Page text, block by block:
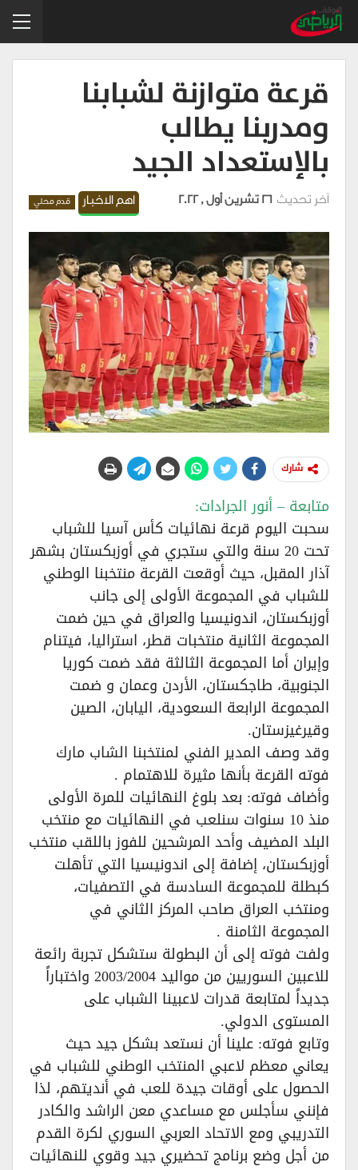
قرعة متوازنة لشبابنا
ومدربنا يطالب
بالإستعداد الجيد
اهم الاخبار قدم محلي آخر تحديث26 تشرين أول , 2022
شارك
متابعة – أنور الجرادات:
سحبت اليوم قرعة نهائيات كأس آسيا للشباب
تحت 20 سنة والتي ستجري في أوزبكستان بشهر
آذار المقبل، حيث أوقعت القرعة منتخبنا الوطني
للشباب في المجموعة الأولى إلى جانب
أوزبكستان، اندونيسيا والعراق في حين ضمت
المجموعة الثانية منتخبات قطر، استراليا، فيتنام
وإيران أما المجموعة الثالثة فقد ضمت كوريا
الجنوبية، طاجكستان، الأردن وعمان و ضمت
المجموعة الرابعة السعودية، اليابان، الصين
وقيرغيزستان.
وقد وصف المدير الفني لمنتخبنا الشاب مارك
فوته القرعة بأنها مثيرة للاهتمام .
وأضاف فوته: بعد بلوغ النهائيات للمرة الأولى
منذ 10 سنوات سنلعب في النهائيات مع منتخب
البلد المضيف وأحد المرشحين للفوز باللقب منتخب
أوزبكستان، إضافة إلى اندونيسيا التي تأهلت
كبطلة للمجموعة السادسة في التصفيات،
ومنتخب العراق صاحب المركز الثاني في
المجموعة الثامنة .
ولفت فوته إلى أن البطولة ستشكل تجربة رائعة
للاعبين السوريين من مواليد 2003/2004 واختباراً
جديداً لمتابعة قدرات لاعبينا الشباب على
المستوى الدولي.
وتابع فوته: علينا أن نستعد بشكل جيد حيث
يعاني معظم لاعبي المنتخب الوطني للشباب في
الحصول على أوقات جيدة للعب في أنديتهم، لذا
فإنني سأجلس مع مساعدي معن الراشد والكادر
التدريبي ومع الاتحاد العربي السوري لكرة القدم
من أجل وضع برنامج تحضيري جيد وقوي للنهائيات